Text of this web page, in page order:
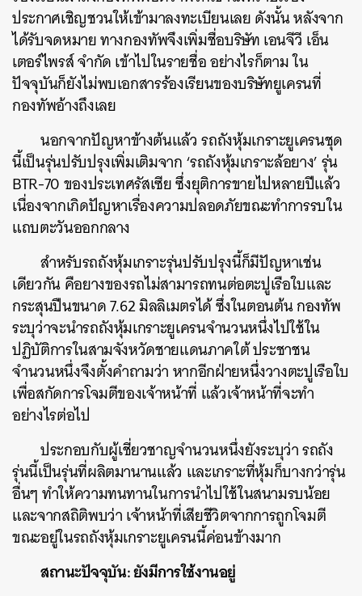
ประกาศเชิญชวนให้เข้ามาลงทะเบียนเลย ดังนั้น หลังจาก
ได้รับจดหมาย ทางกองทัพจึงเพิ่มชื่อบริษัท เอนจีวี เอ็น
เตอร์ไพรส์ จำกัด เข้าไปในรายชื่อ อย่างไรก็ตาม ใน
ปัจจุบันก็ยังไม่พบเอกสารร้องเรียนของบริษัทยูเครนที่
กองทัพอ้างถึงเลย
นอกจากปัญหาข้างต้นแล้ว รถถังหุ้มเกราะยูเครนชุด
นี้เป็นรุ่นปรับปรุงเพิ่มเติมจาก ‘รถถังหุ้มเกราะล้อยาง’ รุ่น
BTR-70 ของประเทศรัสเซีย ซึ่งยุติการขายไปหลายปีแล้ว
เนื่องจากเกิดปัญหาเรื่องความปลอดภัยขณะทำการรบใน
แถบตะวันออกกลาง
สำหรับรถถังหุ้มเกราะรุ่นปรับปรุงนี้ก็มีปัญหาเช่น
เดียวกัน คือยางของรถไม่สามารถทนต่อตะปูเรือใบและ
กระสุนปืนขนาด 7.62 มิลลิเมตรได้ ซึ่งในตอนต้น กองทัพ
ระบุว่าจะนำรถถังหุ้มเกราะยูเครนจำนวนหนึ่งไปใช้ใน
ปฏิบัติการในสามจังหวัดชายแดนภาคใต้ ประชาชน
จำนวนหนึ่งจึงตั้งคำถามว่า หากอีกฝ่ายหนึ่งวางตะปูเรือใบ
เพื่อสกัดการโจมตีของเจ้าหน้าที่ แล้วเจ้าหน้าที่จะทำ
อย่างไรต่อไป
ประกอบกับผู้เชี่ยวชาญจำนวนหนึ่งยังระบุว่า รถถัง
รุ่นนี้เป็นรุ่นที่ผลิตมานานแล้ว และเกราะที่หุ้มก็บางกว่ารุ่น
อื่นๆ ทำให้ความทนทานในการนำไปใช้ในสนามรบน้อย
และจากสถิติพบว่า เจ้าหน้าที่เสียชีวิตจากการถูกโจมตี
ขณะอยู่ในรถถังหุ้มเกราะยูเครนนี้ค่อนข้างมาก
สถานะปัจจุบัน: ยังมีการใช้งานอยู่